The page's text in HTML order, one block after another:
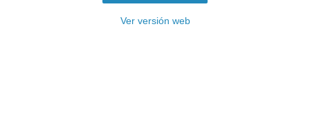
Ver versión web